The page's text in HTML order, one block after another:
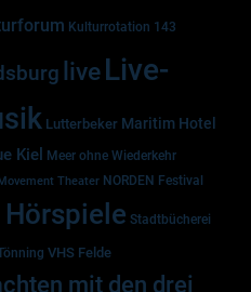
Kulturrotation 143
liveLive-
Lutterbeker Maritim Hotel
Kiel Meer ohne Wiederkehr
Theater NORDEN Festival
Stadtbücherei
VHS Felde
mit den drei